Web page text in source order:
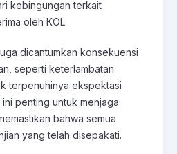
kebingungan terkait
oleh KOL.
dicantumkan konsekuensi
seperti keterlambatan
terpenuhinya ekspektasi
penting untuk menjaga
bahwa semua
yang telah disepakati.